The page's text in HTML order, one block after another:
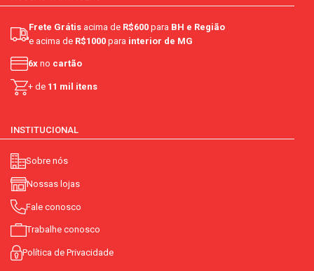
aromatizante artificial: não contém
contém glúten:
tipo de consumo café:individual
grau de intensidade:
zero calorias:não
nacionalidade:francesa
descafeinado:
Frete Grátis acima de R$600 para BH e Região
e acima de R$1000 para interior de MG
6x no cartão
+ de 11 mil itens
INSTITUCIONAL
Sobre nós
Nossas lojas
Fale conosco
Trabalhe conosco
Política de Privacidade